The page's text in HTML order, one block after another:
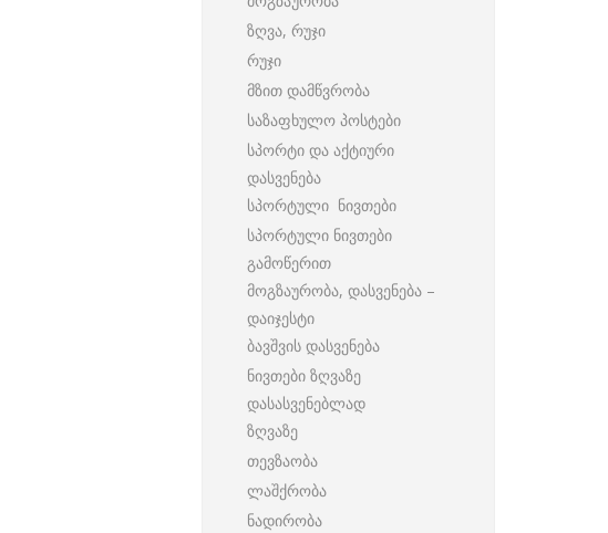
ზღვა, რუჯი
რუჯი
მზით დამწვრობა
საზაფხულო პოსტები
სპორტი და აქტიური
დასვენება
სპორტული ნივთები
სპორტული ნივთები
გამოწერით
მოგზაურობა, დასვენება –
დაიჯესტი
ბავშვის დასვენება
ნივთები ზღვაზე
დასასვენებლად
ზღვაზე
თევზაობა
ლაშქრობა
ნადირობა